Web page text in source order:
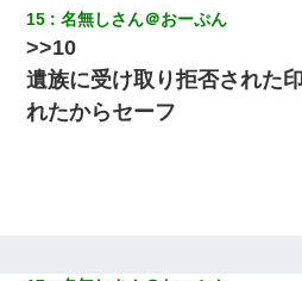
義兄嫁「娘が大学に入ったら下宿さ
ろ！」とキレて・・・
15 名無しさん＠おーぷん
>>10
遺族に受け取り拒否された
れたからセーフ